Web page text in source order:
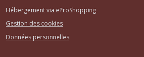
Hébergement via eProShopping
Gestion des cookies
Données personnelles